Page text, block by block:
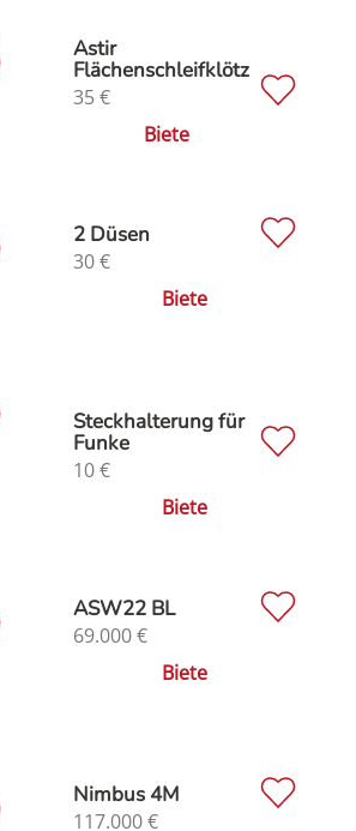
Astir
Flächenschleifklötz
35€
Biete
2 Düsen
30€
Biete
Steckhalterung für
Funke
10€
Biete
ASW22 BL
69.000€
Biete
Nimbus 4M
117.000€